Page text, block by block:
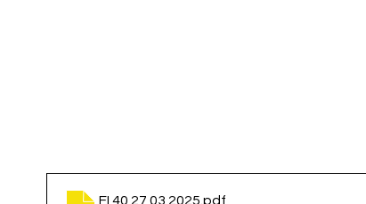
FI 40 27 03 2025 .pdf